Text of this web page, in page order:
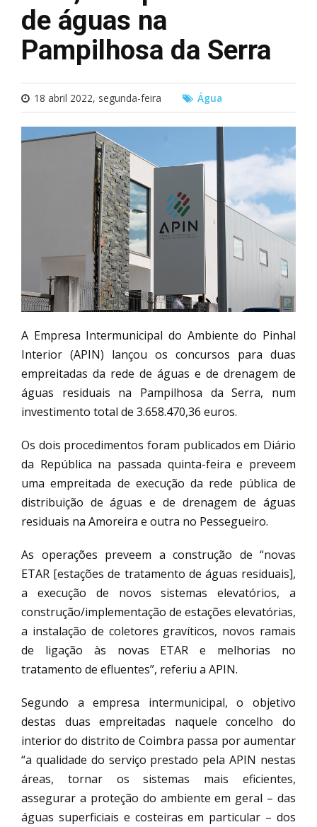
de águas na
Pampilhosa da Serra
18 abril 2022, segunda-feira Água
A Empresa Intermunicipal do Ambiente do Pinhal
Interior (APIN) lançou os concursos para duas
empreitadas da rede de águas e de drenagem de
águas residuais na Pampilhosa da Serra, num
investimento total de 3.658.470,36 euros.
Os dois procedimentos foram publicados em Diário
da República na passada quinta-feira e preveem
uma empreitada de execução da rede pública de
distribuição de águas e de drenagem de águas
residuais na Amoreira e outra no Pessegueiro.
As operações preveem a construção de “novas
ETAR [estações de tratamento de águas residuais],
a execução de novos sistemas elevatórios, a
construção/implementação de estações elevatórias,
a instalação de coletores gravíticos, novos ramais
de ligação às novas ETAR e melhorias no
tratamento de efluentes”, referiu a APIN.
Segundo a empresa intermunicipal, o objetivo
destas duas empreitadas naquele concelho do
interior do distrito de Coimbra passa por aumentar
“a qualidade do serviço prestado pela APIN nestas
áreas, tornar os sistemas mais eficientes,
assegurar a proteção do ambiente em geral – das
águas superficiais e costeiras em particular – dos